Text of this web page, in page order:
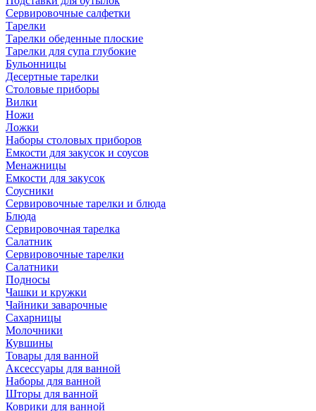
Сервировочные салфетки
Тарелки
Тарелки обеденные плоские
Тарелки для супа глубокие
Бульонницы
Десертные тарелки
Столовые приборы
Вилки
Ножи
Ложки
Наборы столовых приборов
Емкости для закусок и соусов
Менажницы
Емкости для закусок
Соусники
Сервировочные тарелки и блюда
Блюда
Сервировочная тарелка
Салатник
Сервировочные тарелки
Салатники
Подносы
Чашки и кружки
Чайники заварочные
Сахарницы
Молочники
Кувшины
Товары для ванной
Аксессуары для ванной
Наборы для ванной
Шторы для ванной
Коврики для ванной